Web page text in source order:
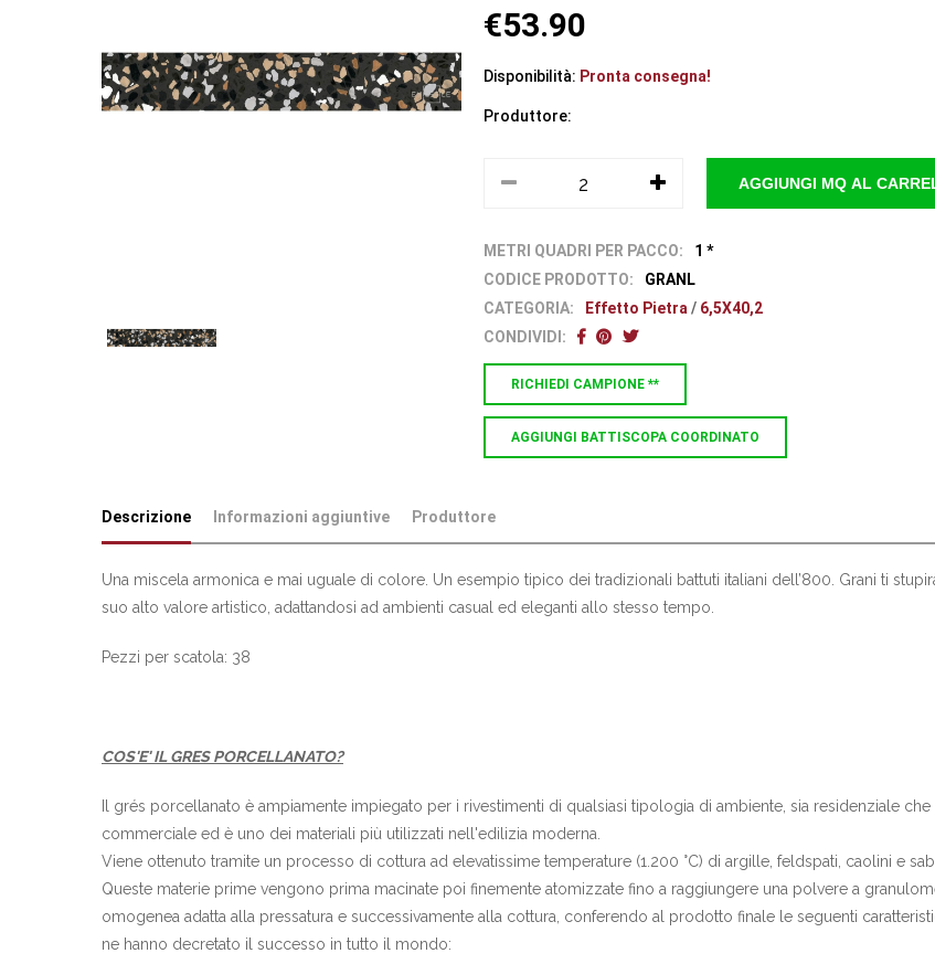
€53.90
Disponibilità: Pronta consegna!
Produttore:
METRI QUADRI PER PACCO:
1 *
CODICE PRODOTTO:
GRANL
CATEGORIA:
Effetto Pietra / 6,5X40,2
CONDIVIDI:
RICHIEDI CAMPIONE **
AGGIUNGI BATTISCOPA COORDINATO
Descrizione Informazioni aggiuntive Produttore
Una miscela armonica e mai uguale di colore. Un esempio tipico dei tradizionali battuti italiani dell’800. Grani ti
suo alto valore artistico, adattandosi ad ambienti casual ed eleganti allo stesso tempo.
Pezzi per scatola: 38
COS'E' IL GRES PORCELLANATO?
Il grés porcellanato è ampiamente impiegato per i rivestimenti di qualsiasi tipologia di ambiente, sia residenziale che
commerciale ed è uno dei materiali più utilizzati nell'edilizia moderna.
Viene ottenuto tramite un processo di cottura ad elevatissime temperature (1.200 °C) di argille, feldspati, caolini e
Queste materie prime vengono prima macinate poi finemente atomizzate fino a raggiungere una polvere a
omogenea adatta alla pressatura e successivamente alla cottura, conferendo al prodotto finale le seguenti
ne hanno decretato il successo in tutto il mondo: